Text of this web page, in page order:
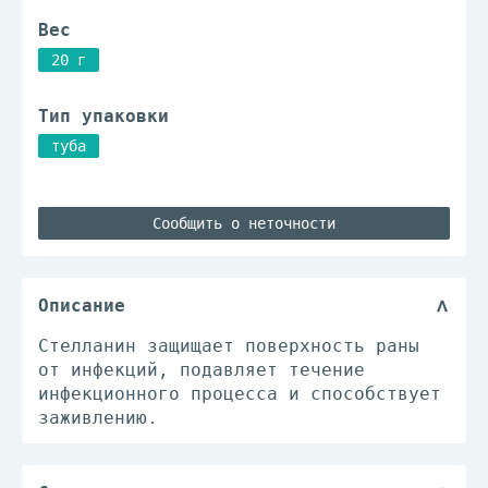
Вес
20 г
Тип упаковки
туба
Сообщить о неточности
Описание
Стелланин защищает поверхность раны
от инфекций, подавляет течение
инфекционного процесса и способствует
заживлению.